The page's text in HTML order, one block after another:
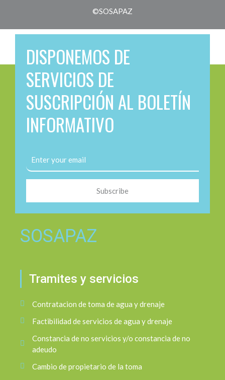
©SOSAPAZ
DISPONEMOS DE
SERVICIOS DE
SUSCRIPCIÓN AL BOLETÍN
INFORMATIVO
Subscribe
SOSAPAZ
Tramites y servicios
Contratacion de toma de agua y drenaje
Factibilidad de servicios de agua y drenaje
Constancia de no servicios y/o constancia de no
adeudo
Cambio de propietario de la toma